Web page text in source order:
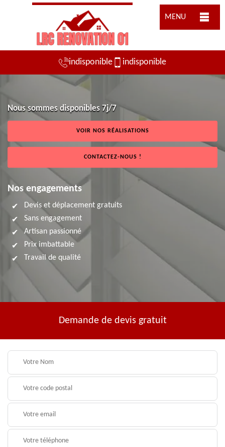
MENU
indisponible indisponible
Nous sommes disponibles 7j/7
VOIR NOS RÉALISATIONS
CONTACTEZ-NOUS !
Nos engagements
Devis et déplacement gratuits
Sans engagement
Artisan passionné
Prix imbattable
Travail de qualité
Demande de devis gratuit